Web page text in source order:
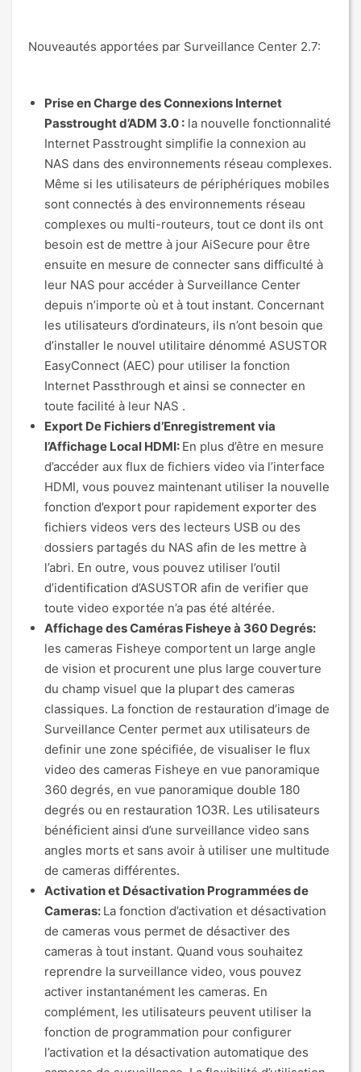
Nouveautés apportées par Surveillance Center 2.7:
Prise en Charge des Connexions Internet
Passtrought d’ADM 3.0 : la nouvelle fonctionnalité
Internet Passtrought simplifie la connexion au
NAS dans des environnements réseau complexes.
Même si les utilisateurs de périphériques mobiles
sont connectés à des environnements réseau
complexes ou multi-routeurs, tout ce dont ils ont
besoin est de mettre à jour AiSecure pour être
ensuite en mesure de connecter sans difficulté à
leur NAS pour accéder à Surveillance Center
depuis n’importe où et à tout instant. Concernant
les utilisateurs d’ordinateurs, ils n’ont besoin que
d’installer le nouvel utilitaire dénommé ASUSTOR
EasyConnect (AEC) pour utiliser la fonction
Internet Passthrough et ainsi se connecter en
toute facilité à leur NAS .
Export De Fichiers d’Enregistrement via
l’Affichage Local HDMI: En plus d’être en mesure
d’accéder aux flux de fichiers video via l’interface
HDMI, vous pouvez maintenant utiliser la nouvelle
fonction d’export pour rapidement exporter des
fichiers videos vers des lecteurs USB ou des
dossiers partagés du NAS afin de les mettre à
l’abri. En outre, vous pouvez utiliser l’outil
d’identification d’ASUSTOR afin de verifier que
toute video exportée n’a pas été altérée.
Affichage des Caméras Fisheye à 360 Degrés:
les cameras Fisheye comportent un large angle
de vision et procurent une plus large couverture
du champ visuel que la plupart des cameras
classiques. La fonction de restauration d’image de
Surveillance Center permet aux utilisateurs de
definir une zone spécifiée, de visualiser le flux
video des cameras Fisheye en vue panoramique
360 degrés, en vue panoramique double 180
degrés ou en restauration 1O3R. Les utilisateurs
bénéficient ainsi d’une surveillance video sans
angles morts et sans avoir à utiliser une multitude
de cameras différentes.
Activation et Désactivation Programmées de
Cameras: La fonction d’activation et désactivation
de cameras vous permet de désactiver des
cameras à tout instant. Quand vous souhaitez
reprendre la surveillance video, vous pouvez
activer instantanément les cameras. En
complément, les utilisateurs peuvent utiliser la
fonction de programmation pour configurer
l’activation et la désactivation automatique des